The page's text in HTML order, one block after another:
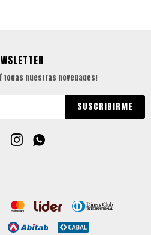
todas nuestras novedades!
SUSCRIBIRME
 